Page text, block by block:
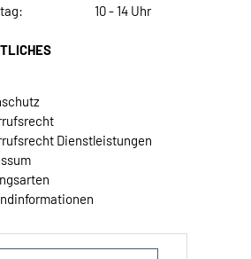
10 - 14 Uhr
Dienstleistungen